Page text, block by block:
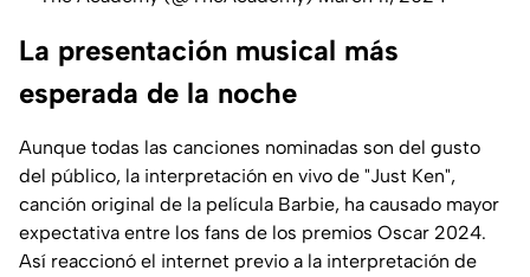
La presentación musical más
esperada de la noche
Aunque todas las canciones nominadas son del gusto
del público, la interpretación en vivo de "Just Ken",
canción original de la película Barbie, ha causado mayor
expectativa entre los fans de los premios Oscar 2024.
Así reaccionó el internet previo a la interpretación de